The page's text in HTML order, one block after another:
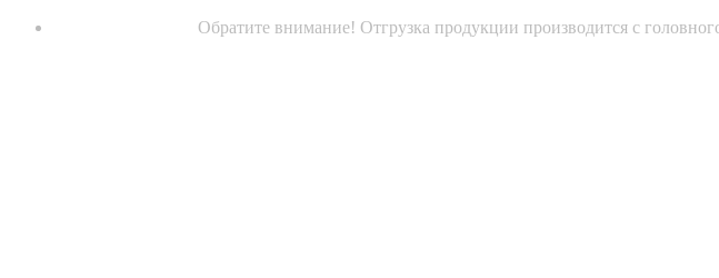
Обратите внимание! Отгрузка продукции производится с